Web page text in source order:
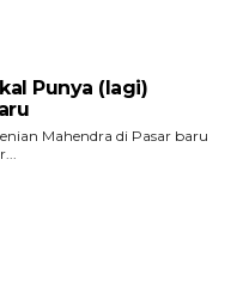
Punya (lagi)
Mahendra di Pasar baru
Kabar...